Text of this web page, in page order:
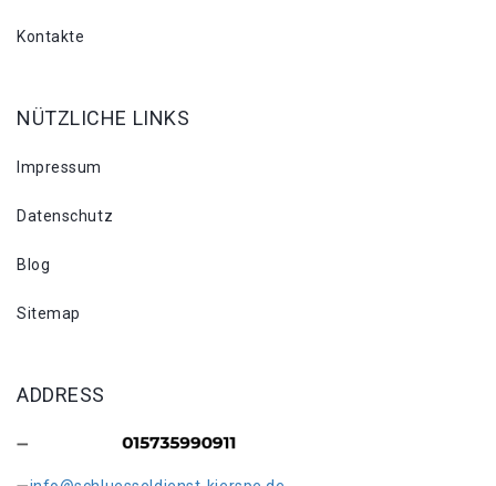
Kontakte
NÜTZLICHE LINKS
Impressum
Datenschutz
Blog
Sitemap
ADDRESS